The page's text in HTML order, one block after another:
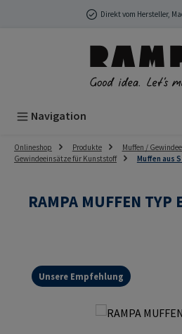
Zum Hauptinhalt springenDirekt vom Hersteller,
Navigation
Onlineshop Produkte
Muffen /
Gewindeeinsätze für Kunststoff
Muffen aus
RAMPA MUFFEN TYP
Unsere Empfehlung
Bildergalerie überspringen